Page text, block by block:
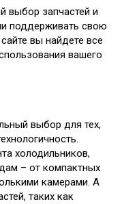
выбор запчастей и
поддерживать свою
вы найдете все
вашего
выбор для тех,
холодильников,
– от компактных
камерами. А
таких как